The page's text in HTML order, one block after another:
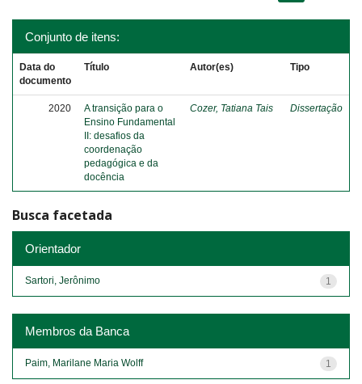
Conjunto de itens:
Data do
documento
Título Autor(es) Tipo
2020
A transição para o
Ensino Fundamental
II: desafios da
coordenação
pedagógica e da
docência
Cozer, Tatiana Tais Dissertação
Busca facetada
Orientador
1
Sartori, Jerônimo
Membros da Banca
1
Paim, Marilane Maria Wolff